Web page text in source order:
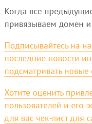
Когда все
привязываем домен
Подписывайтесь на
последние новости
подсматривать
Хотите оценить
пользователей и его
для вас чек-лист для